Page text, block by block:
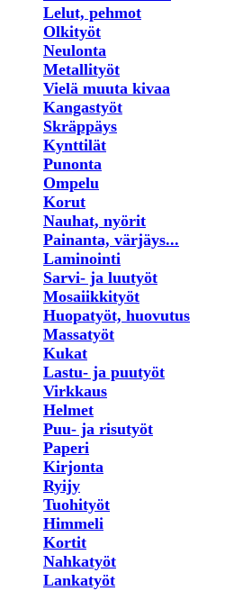
Lelut, pehmot
Olkityöt
Neulonta
Metallityöt
Vielä muuta kivaa
Kangastyöt
Skräppäys
Kynttilät
Punonta
Ompelu
Korut
Nauhat, nyörit
Painanta, värjäys...
Laminointi
Sarvi- ja luutyöt
Mosaiikkityöt
Huopatyöt, huovutus
Massatyöt
Kukat
Lastu- ja puutyöt
Virkkaus
Helmet
Puu- ja risutyöt
Paperi
Kirjonta
Ryijy
Tuohityöt
Himmeli
Kortit
Nahkatyöt
Lankatyöt